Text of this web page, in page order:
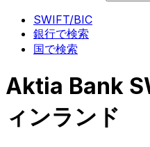
SWIFT/BIC
銀行で検索
国で検索
Aktia Bank
ィンランド